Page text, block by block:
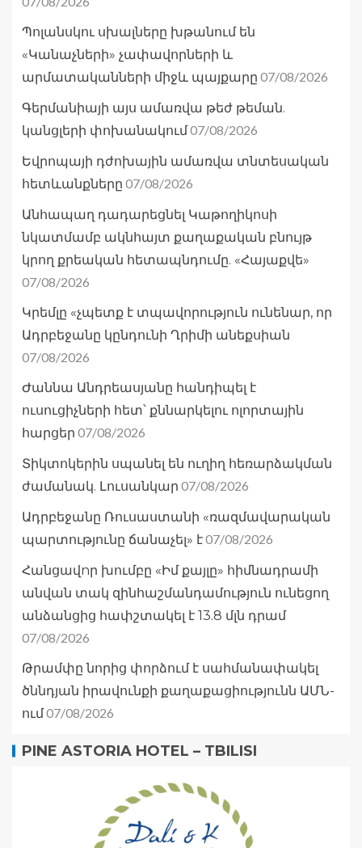
Պոլանսկու սխալները խթանում են
«Կանաչների» չափավորների և
արմատականների միջև պայքարը 07/08/2026
Գերմանիայի այս ամառվա թեժ թեման.
կանցլերի փոխանակում07/08/2026
Եվրոպայի դժոխային ամառվա տնտեսական
հետևանքները 07/08/2026
Անհապաղ դադարեցնել Կաթողիկոսի
նկատմամբ ակնհայտ քաղաքական բնույթ
կրող քրեական հետապնդումը. «Հայաքվե»
07/08/2026
Կրեմլը «չպետք է տպավորություն ունենար, որ
Ադրբեջանը կընդունի Ղրիմի անեքսիան
07/08/2026
Ժաննա Անդրեասյանը հանդիպել է
ուսուցիչների հետ՝ քննարկելու ոլորտային
հարցեր 07/08/2026
Տիկտոկերին սպանել են ուղիղ հեռարձակման
ժամանակ. Լուսանկար 07/08/2026
Ադրբեջանը Ռուսաստանի «ռազմավարական
պարտությունը ճանաչել» է07/08/2026
Հանցավnր խումբը «Իմ քայլը» հիմնադրամի
անվան տակ զինհաշմանդամություն ունեցող
անձանցից հափշտակել է 13.8 մլն դրամ
07/08/2026
Թրամփը նորից փորձում է սահմանափակել
ծննդյան իրավունքի քաղաքացիությունն ԱՄՆ-
ում07/08/2026
PINE ASTORIA HOTEL – TBILISI